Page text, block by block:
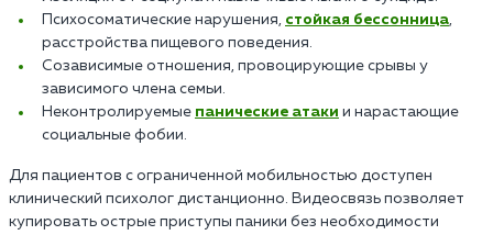
Психосоматические нарушения, стойкая бессонница,
расстройства пищевого поведения.
Созависимые отношения, провоцирующие срывы у
зависимого члена семьи.
Неконтролируемые панические атаки и нарастающие
социальные фобии.
Для пациентов с ограниченной мобильностью доступен
клинический психолог дистанционно. Видеосвязь позволяет
купировать острые приступы паники без необходимости